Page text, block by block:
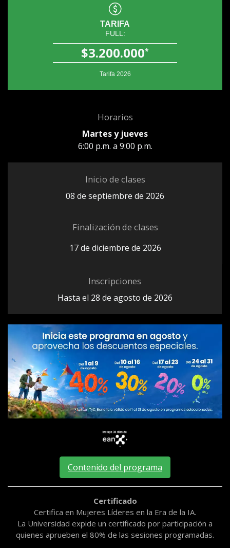
TARIFA
FULL:
$3.200.000*
Tarifa 2026
Horarios
Martes y jueves
6:00 p.m. a 9:00 p.m.
Inicio de clases
08 de septiembre de 2026
Finalización de clases
17 de diciembre de 2026
Inscripciones
Hasta el 28 de agosto de 2026
Contenido del programa
Certificado
Certifica en Mujeres Líderes en la Era de la IA.
La Universidad expide un certificado por participación a
quienes aprueben el 80% de las sesiones programadas.